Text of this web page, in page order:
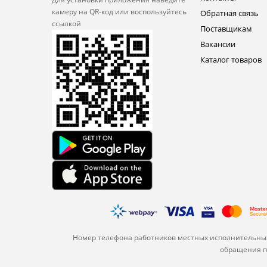
камеру на QR‑код или воспользуйтесь
ссылкой
Обратная связь
Поставщикам
Вакансии
Каталог товаров
Номер телефона работников местных
обращения